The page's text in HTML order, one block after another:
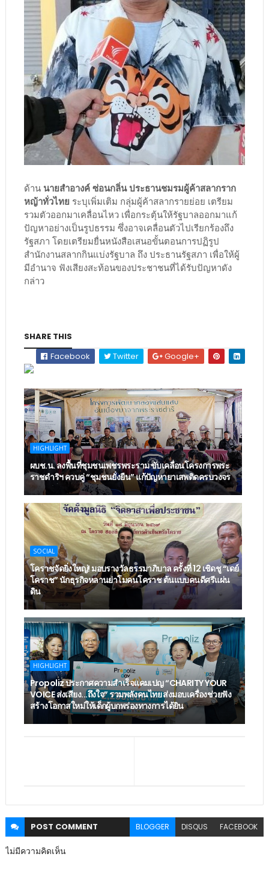
ด้าน นายสำอางค์ ซ่อนกลิ่น ประธานชมรมผู้ค้าสลากราก
หญ้าทั่วไทย ระบุเพิ่มเติม กลุ่มผู้ค้าสลากรายย่อย เตรียม
รวมตัวออกมาเคลื่อนไหว เพื่อกระตุ้นให้รัฐบาลออกมาแก้
ปัญหาอย่างเป็นรูปธรรม ซึ่งอาจเคลื่อนตัวไปเรียกร้องถึง
รัฐสภา โดยเตรียมยื่นหนังสือเสนอขั้นตอนการปฏิรูป
สำนักงานสลากกินแบ่งรัฐบาล ถึง ประธานรัฐสภา เพื่อให้ผู้
มีอำนาจ ฟังเสียงสะท้อนของประชาชนที่ได้รับปัญหาดัง
กล่าว
SHARE THIS
Facebook
Twitter Google+
HIGHLIGHT
ผบช.น. ลงพื้นที่ชุมชนเพชรพระราม ขับเคลื่อนโครงการพระ
ราชดำริฯ ควบคู่ “ชุมชนยั่งยืน” แก้ปัญหายาเสพติดครบวงจร
SOCIAL
โคราชจัดยิ่งใหญ่! มอบรางวัลธรรมาภิบาล ครั้งที่ 12 เชิดชู “เดย์
โคราช” นักธุรกิจหลานย่าโมคนโคราช ต้นแบบคนดีศรีแผ่น
ดิน
HIGHLIGHT
Propoliz ประกาศความสำเร็จแคมเปญ “CHARITY YOUR
VOICE ส่งเสียง...ถึงใจ” รวมพลังคนไทย ส่งมอบเครื่องช่วยฟัง
สร้างโอกาสใหม่ให้เด็กผู้บกพร่องทางการได้ยิน
POST COMMENT BLOGGER DISQUS FACEBOOK
ไม่มีความคิดเห็น